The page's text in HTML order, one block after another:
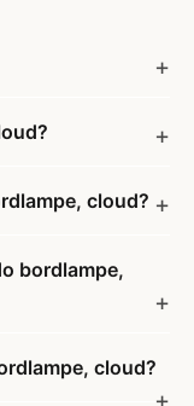
cloud?
bordlampe,
cloud?